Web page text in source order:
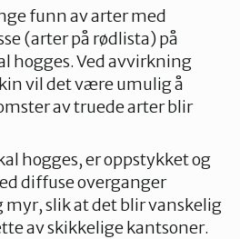
funn av arter med
(arter på rødlista) på
hogges. Ved avvirkning
vil det være umulig å
av truede arter blir
hogges, er oppstykket og
diffuse overganger
myr, slik at det blir vanskelig
av skikkelige kantsoner.